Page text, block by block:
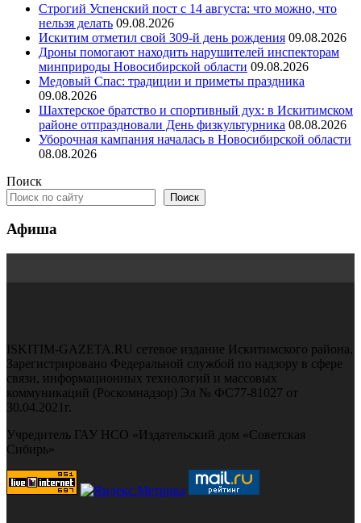
Строгий Успенский пост с 14 августа: что можно, что
нельзя делать 09.08.2026
Искитим отметил свой 309-й день рождения 09.08.2026
Дроны помогают находить нарушителей инспекторам
минприроды Новосибирской области 09.08.2026
Медовый Спас: традиции и приметы праздника
09.08.2026
Шахтерское братство и спортивный дух: в Искитимском
районе отпраздновали День физкультурника 08.08.2026
Уборочная кампания началась в Новосибирской области
08.08.2026
Поиск
Поиск
Афиша
ISKITIM-GAZETA.RU сетевое издание Искитимского района.
Зарегистрировано Федеральной службой по надзору в сфере
связи, информационных технологий и массовых
коммуникаций (Роскомнадзор) Эл № ФС77-81027 от
30.04.2021г.
Учредитель ГАУ НСО «Издательский дом «Советская
Сибирь»